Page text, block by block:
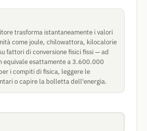
trasforma istantaneamente i valori
come joule, chilowattora, kilocalorie
fattori di conversione fisici fissi — ad
equivale esattamente a 3.600.000
i compiti di fisica, leggere le
o capire la bolletta dell'energia.